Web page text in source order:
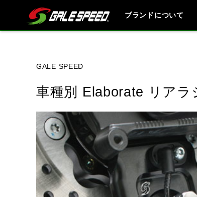
ブランドについて
HONDA YAMAHA
GALE SPEED
車種別 Elaborate リアラ